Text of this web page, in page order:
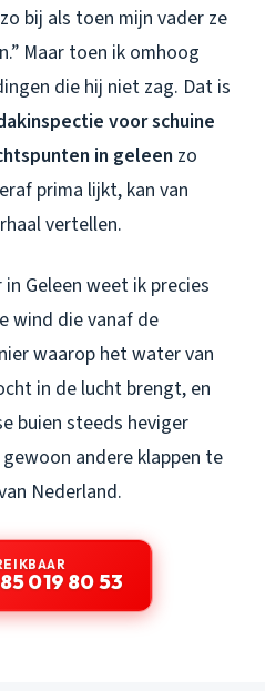
bij als toen mijn vader ze
Maar toen ik omhoog
die hij niet zag. Dat is
voor schuine
in geleen zo
prima lijkt, kan van
vertellen.
Geleen weet ik precies
wind die vanaf de
waarop het water van
in de lucht brengt, en
buien steeds heviger
andere klappen te
Nederland.
019 80 53